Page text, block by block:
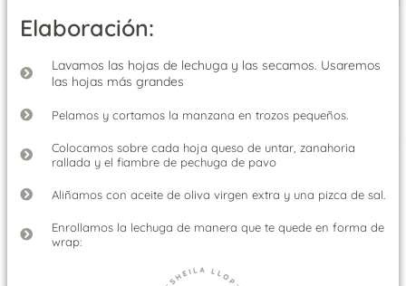
Elaboración:
Lavamos las hojas de lechuga y las secamos. Usaremos
las hojas más grandes
Pelamos y cortamos la manzana en trozos pequeños.
Colocamos sobre cada hoja queso de untar, zanahoria
rallada y el fiambre de pechuga de pavo
Aliñamos con aceite de oliva virgen extra y una pizca de sal.
Enrollamos la lechuga de manera que te quede en forma de
wrap: